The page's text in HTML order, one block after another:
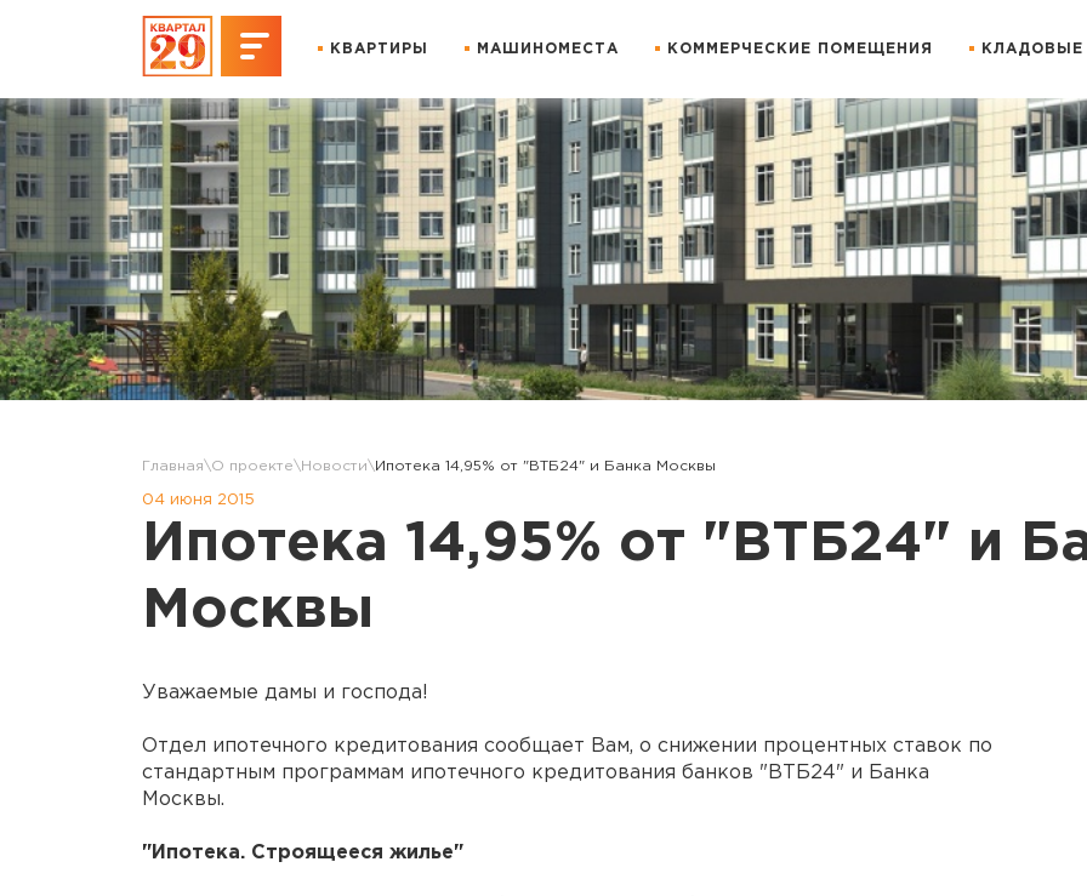
КВАРТИРЫ МАШИНОМЕСТА КОММЕРЧЕСКИЕ ПОМЕЩЕНИЯ КЛАДОВЫЕ
Главная О проекте Новости Ипотека 14,95% от "ВТБ24" и Банка Москвы
04 июня 2015
Ипотека 14,95% от "ВТБ24" и
Москвы
Уважаемые дамы и господа!
Отдел ипотечного кредитования сообщает Вам, о снижении процентных ставок по
стандартным программам ипотечного кредитования банков "ВТБ24" и Банка
Москвы.
"Ипотека. Строящееся жилье"